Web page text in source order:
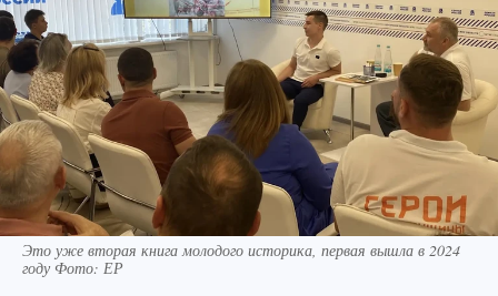
Это уже вторая книга молодого историка, первая вышла в 2024
году Фото: ЕР